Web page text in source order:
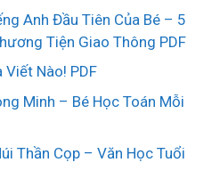
Anh Đầu Tiên Của Bé – 5
Tiện Giao Thông PDF
Viết Nào! PDF
Minh – Bé Học Toán Mỗi
Thần Cọp – Văn Học Tuổi